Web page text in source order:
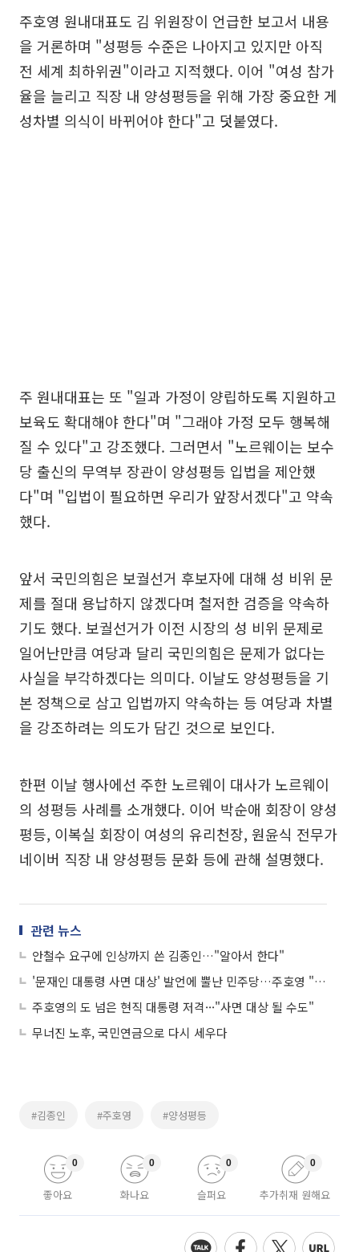
주호영 원내대표도 김 위원장이 언급한 보고서 내용
을 거론하며 "성평등 수준은 나아지고 있지만 아직
전 세계 최하위권"이라고 지적했다. 이어 "여성 참가
율을 늘리고 직장 내 양성평등을 위해 가장 중요한 게
성차별 의식이 바뀌어야 한다"고 덧붙였다.
주 원내대표는 또 "일과 가정이 양립하도록 지원하고
보육도 확대해야 한다"며 "그래야 가정 모두 행복해
질 수 있다"고 강조했다. 그러면서 "노르웨이는 보수
당 출신의 무역부 장관이 양성평등 입법을 제안했
다"며 "입법이 필요하면 우리가 앞장서겠다"고 약속
했다.
앞서 국민의힘은 보궐선거 후보자에 대해 성 비위 문
제를 절대 용납하지 않겠다며 철저한 검증을 약속하
기도 했다. 보궐선거가 이전 시장의 성 비위 문제로
일어난만큼 여당과 달리 국민의힘은 문제가 없다는
사실을 부각하겠다는 의미다. 이날도 양성평등을 기
본 정책으로 삼고 입법까지 약속하는 등 여당과 차별
을 강조하려는 의도가 담긴 것으로 보인다.
한편 이날 행사에선 주한 노르웨이 대사가 노르웨이
의 성평등 사례를 소개했다. 이어 박순애 회장이 양성
평등, 이복실 회장이 여성의 유리천장, 원윤식 전무가
네이버 직장 내 양성평등 문화 등에 관해 설명했다.
관련 뉴스
안철수 요구에 인상까지 쓴 김종인…"알아서 한다"
'문재인 대통령 사면 대상' 발언에 뿔난 민주당…주호영 "과민 반응"
주호영의 도 넘은 현직 대통령 저격···"사면 대상 될 수도"
무너진 노후, 국민연금으로 다시 세우다
#김종인 #주호영 #양성평등
좋아요
0
화나요
0
슬퍼요
0
추가취재 원해요
0